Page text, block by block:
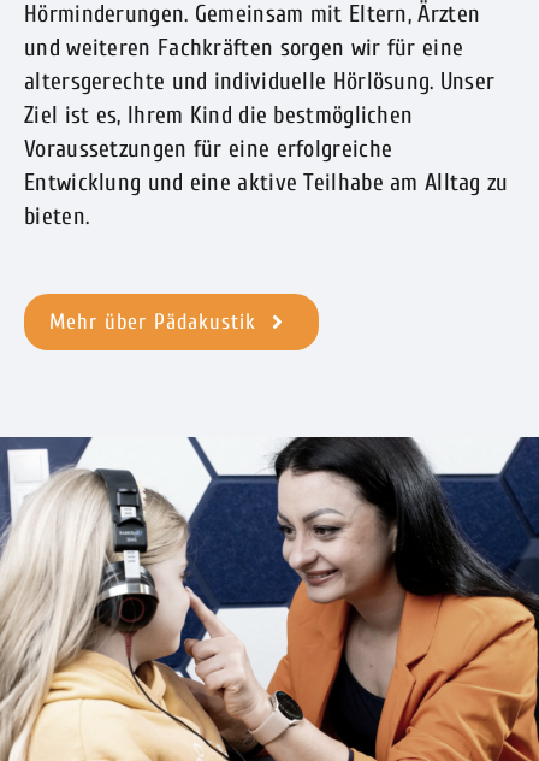
Hörminderungen. Gemeinsam mit Eltern, Ärzten
und weiteren Fachkräften sorgen wir für eine
altersgerechte und individuelle Hörlösung. Unser
Ziel ist es, Ihrem Kind die bestmöglichen
Voraussetzungen für eine erfolgreiche
Entwicklung und eine aktive Teilhabe am Alltag zu
bieten.
Mehr über Pädakustik